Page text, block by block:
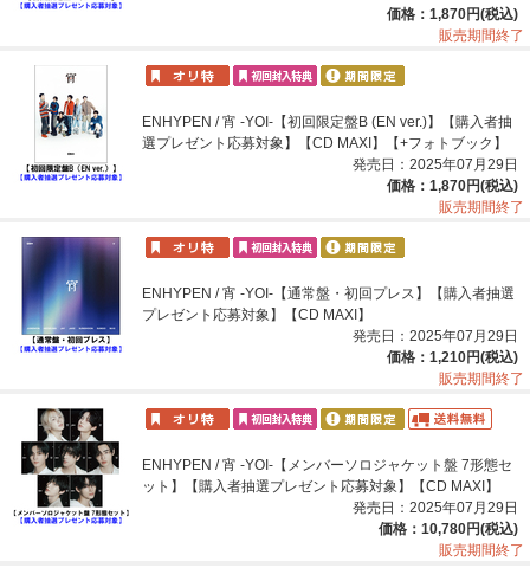
価格：1,870円(税込)
販売期間終了
ENHYPEN / 宵 -YOI-【初回限定盤B (EN ver.)】【購入者抽
選プレゼント応募対象】【CD MAXI】【+フォトブック】
発売日：2025年07月29日
価格：1,870円(税込)
販売期間終了
ENHYPEN / 宵 -YOI-【通常盤・初回プレス】【購入者抽選
プレゼント応募対象】【CD MAXI】
発売日：2025年07月29日
価格：1,210円(税込)
販売期間終了
ENHYPEN / 宵 -YOI-【メンバーソロジャケット盤 7形態セ
ット】【購入者抽選プレゼント応募対象】【CD MAXI】
発売日：2025年07月29日
価格：10,780円(税込)
販売期間終了